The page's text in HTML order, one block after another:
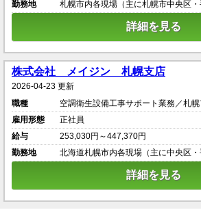
勤務地
札幌市内各現場（主に札幌市中央区・
詳細を見る
株式会社 メイジン 札幌支店
2026-04-23 更新
職種
空調衛生設備工事サポート業務／札
雇用形態
正社員
給与
253,030円～447,370円
勤務地
北海道札幌市内各現場（主に中央区・
詳細を見る